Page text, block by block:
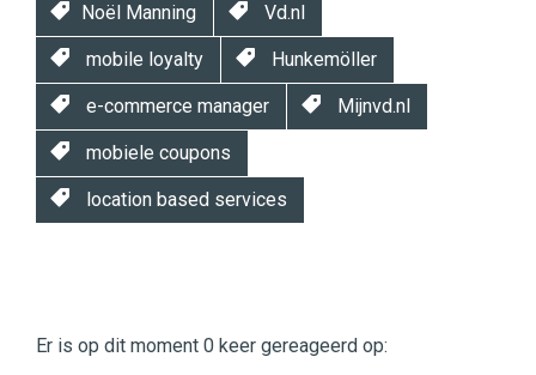
Noël Manning Vd.nl
mobile loyalty Hunkemöller
e-commerce manager Mijnvd.nl
mobiele coupons
location based services
|
Digital
Er is op dit moment 0 keer gereageerd op: